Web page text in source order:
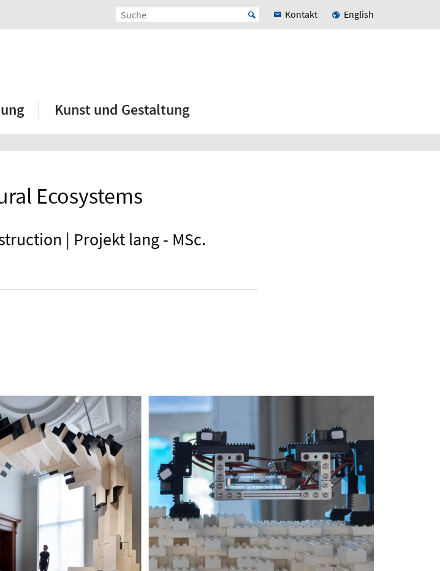
Kontakt English
Kunst und Gestaltung
Ecosystems
| Projekt lang - MSc.